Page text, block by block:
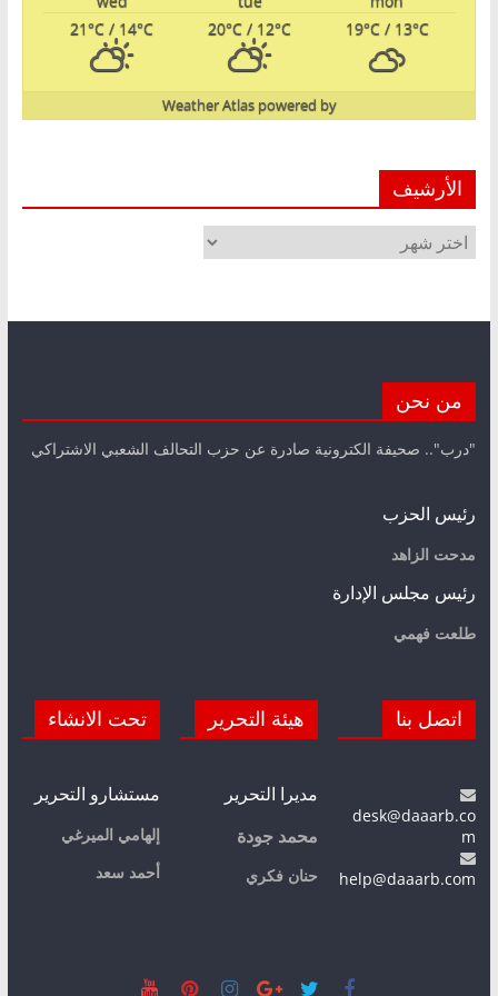
19°C/ 13°C
20°C / 12°C
21°C / 14°C
powered by
Weather Atlas
الأرشيف
الأرشيف
من نحن
"درب".. صحيفة الكترونية صادرة عن حزب التحالف الشعبي الاشتراكي
رئيس الحزب
مدحت الزاهد
رئيس مجلس الإدارة
طلعت فهمي
اتصل بنا
desk@daaarb.co
m
help@daaarb.com
هيئة التحرير
مديرا التحرير
محمد جودة
حنان فكري
تحت الانشاء
مستشارو التحرير
إلهامي الميرغي
أحمد سعد